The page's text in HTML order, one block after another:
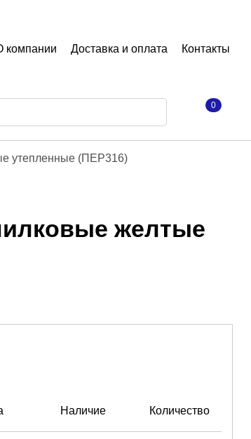
компании Доставка и оплата Контакты
0
утепленные (ПЕР316)
желтые
Наличие Количество